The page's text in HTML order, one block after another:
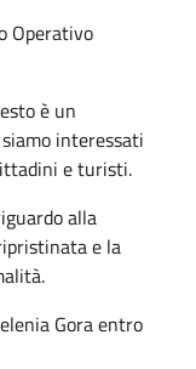
Operativo
è un
interessati
e turisti.
alla
e la
Gora entro